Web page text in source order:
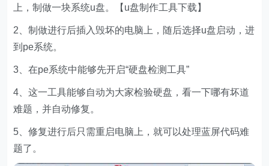
上，制做一块系统u盘。【u盘制作工具下载】
2、制做进行后插入毁坏的电脑上，随后选择u盘启动，进
到pe系统。
3、在pe系统中能够先开启“硬盘检测工具”
4、这一工具能够自动为大家检验硬盘，看一下哪有坏道
难题，并自动修复。
5、修复进行后只需重启电脑上，就可以处理蓝屏代码难
题了。